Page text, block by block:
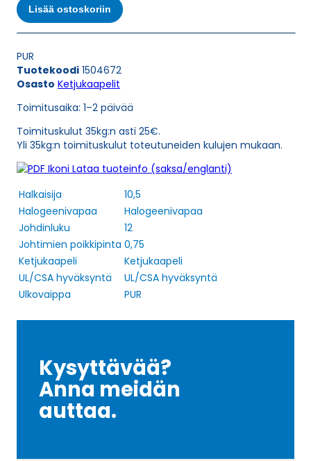
6130
SK-
PUR
UL/CSA
12G0,75
(AWG19)
Lisää ostoskoriin
PUR
Tuotekoodi 1504672
Osasto Ketjukaapelit
Toimitusaika: 1–2 päivää
Toimituskulut 35kg:n asti 25€.
Yli 35kg:n toimituskulut toteutuneiden kulujen mukaan.
Lataa tuoteinfo (saksa/englanti)
Halkaisija
10,5
Halogeenivapaa
Halogeenivapaa
Johdinluku
12
Johtimien poikkipinta 0,75
Ketjukaapeli
Ketjukaapeli
UL/CSA hyväksyntä
UL/CSA hyväksyntä
Ulkovaippa
PUR
Kysyttävää?
Anna meidän
auttaa.